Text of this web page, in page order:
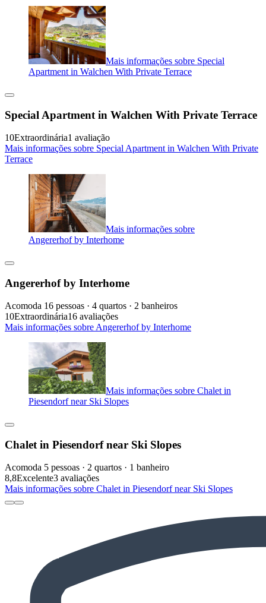
Mais informações sobre Special
Apartment in Walchen With Private Terrace
Special Apartment in Walchen With Private Terrace
10Extraordinária1 avaliação
Mais informações sobre Special Apartment in Walchen With Private
Terrace
Mais informações sobre
Angererhof by Interhome
Angererhof by Interhome
Acomoda 16 pessoas · 4 quartos · 2 banheiros
10Extraordinária16 avaliações
Mais informações sobre Angererhof by Interhome
Mais informações sobre Chalet in
Piesendorf near Ski Slopes
Chalet in Piesendorf near Ski Slopes
Acomoda 5 pessoas · 2 quartos · 1 banheiro
8,8Excelente3 avaliações
Mais informações sobre Chalet in Piesendorf near Ski Slopes